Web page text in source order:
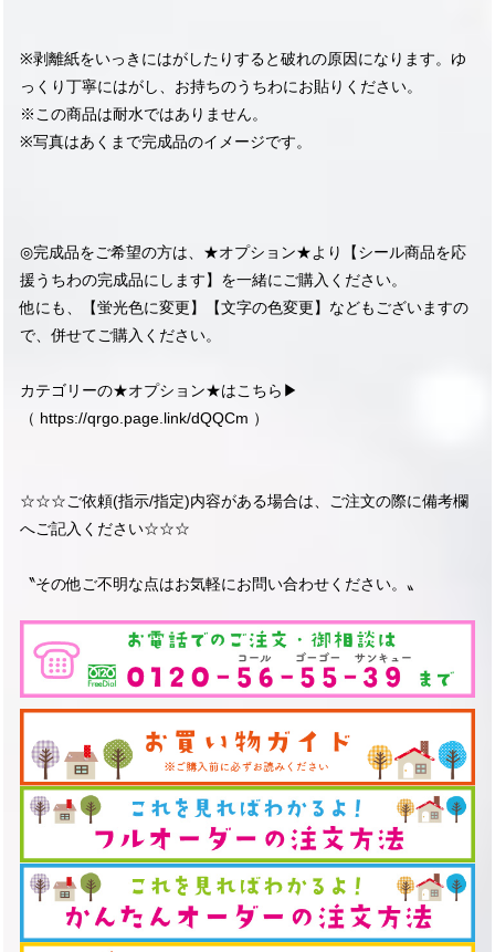
※剥離紙をいっきにはがしたりすると破れの原因になります。ゆ
っくり丁寧にはがし、お持ちのうちわにお貼りください。
※この商品は耐水ではありません。
※写真はあくまで完成品のイメージです。
◎完成品をご希望の方は、★オプション★より【シール商品を応
援うちわの完成品にします】を一緒にご購入ください。
他にも、【蛍光色に変更】【文字の色変更】などもございますの
で、併せてご購入ください。
カテゴリーの★オプション★はこちら▶︎
（ https://qrgo.page.link/dQQCm ）
☆☆☆ご依頼(指示/指定)内容がある場合は、ご注文の際に備考欄
へご記入ください☆☆☆
〝その他ご不明な点はお気軽にお問い合わせください。〟